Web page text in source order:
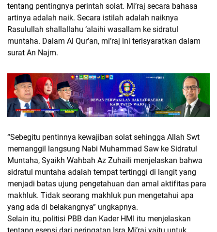
tentang pentingnya perintah solat. Mi’raj secara bahasa
artinya adalah naik. Secara istilah adalah naiknya
Rasulullah shallallahu ‘alaihi wasallam ke sidratul
muntaha. Dalam Al Qur’an, mi’raj ini terisyaratkan dalam
surat An Najm.
“Sebegitu pentinnya kewajiban solat sehingga Allah Swt
memanggil langsung Nabi Muhammad Saw ke Sidratul
Muntaha, Syaikh Wahbah Az Zuhaili menjelaskan bahwa
sidratul muntaha adalah tempat tertinggi di langit yang
menjadi batas ujung pengetahuan dan amal aktifitas para
makhluk. Tidak seorang makhluk pun mengetahui apa
yang ada di belakangnya” ungkapnya.
Selain itu, politisi PBB dan Kader HMI itu menjelaskan
tentang esensi dari peringatan Isra Mi’raj yaitu untuk